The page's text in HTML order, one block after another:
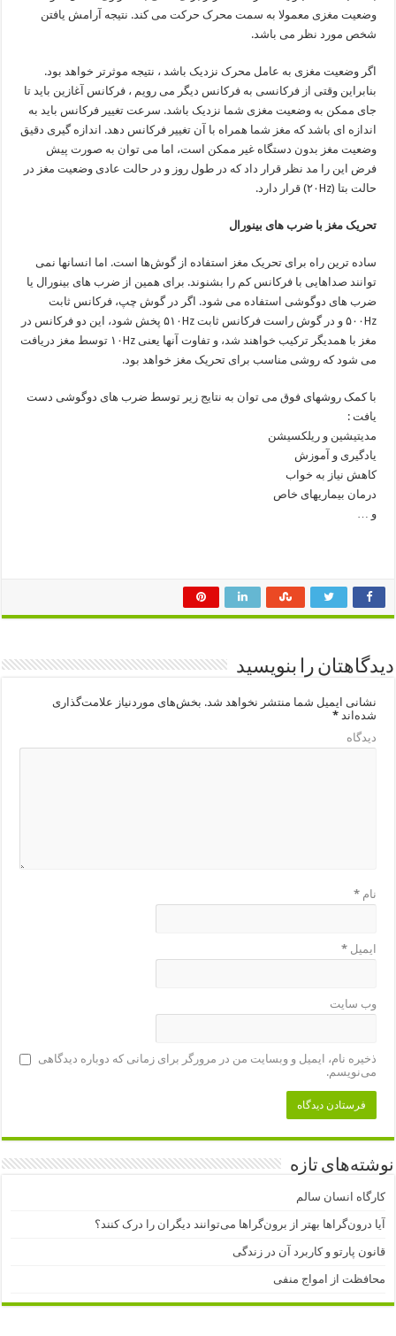
وضعیت مغزی معمولا به سمت محرک حرکت می کند. نتیجه آرامش یافتن
شخص مورد نظر می باشد.
اگر وضعیت مغزی به عامل محرک نزدیک باشد ، نتیجه موثرتر خواهد بود.
بنابراین وقتی از فرکانسی به فرکانس دیگر می رویم ، فرکانس آغازین باید تا
جای ممکن به وضعیت مغزی شما نزدیک باشد. سرعت تغییر فرکانس باید به
اندازه ای باشد که مغز شما همراه با آن تغییر فرکانس دهد. اندازه گیری دقیق
وضعیت مغز بدون دستگاه غیر ممکن است، اما می توان به صورت پیش
فرض این را مد نظر قرار داد که در طول روز و در حالت عادی وضعیت مغز در
حالت بتا (۲۰Hz) قرار دارد.
تحریک مغز با ضرب های بینورال
ساده ترین راه برای تحریک مغز استفاده از گوش‌ها است. اما انسانها نمی
توانند صداهایی با فرکانس کم را بشنوند. برای همین از ضرب های بینورال یا
ضرب های دوگوشی استفاده می شود. اگر در گوش چپ، فرکانس ثابت
۵۰۰Hz و در گوش راست فرکانس ثابت ۵۱۰Hz پخش شود، این دو فرکانس در
مغز با همدیگر ترکیب خواهند شد، و تفاوت آنها یعنی ۱۰Hz توسط مغز دریافت
می شود که روشی مناسب برای تحریک مغز خواهد بود.
با کمک روشهای فوق می توان به نتایج زیر توسط ضرب های دوگوشی دست
یافت :
مدیتیشین و ریلکسیشن
یادگیری و آموزش
کاهش نیاز به خواب
درمان بیماریهای خاص
و …
دیدگاهتان را بنویسید
نشانی ایمیل شما منتشر نخواهد شد. بخش‌های موردنیاز علامت‌گذاری
شده‌اند*
دیدگاه
نام*
ایمیل*
وب‌ سایت
ذخیره نام، ایمیل و وبسایت من در مرورگر برای زمانی که دوباره دیدگاهی
می‌نویسم.
نوشته‌های تازه
کارگاه انسان سالم
آیا درون‌گراها بهتر از برون‌گراها می‌توانند دیگران را درک کنند؟
قانون پارتو و کاربرد آن در زندگی
محافظت از امواج منفی